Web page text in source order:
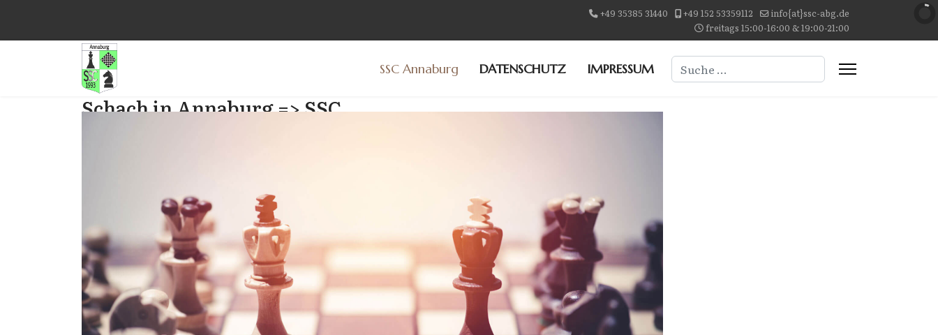
+49 35385 31440 +49 152 53359112
info{at}ssc-abg.de
freitags 15:00-16:00 & 19:00-21:00
SSC Annaburg DATENSCHUTZ IMPRESSUM Suchen
Schach in Annaburg => SSC